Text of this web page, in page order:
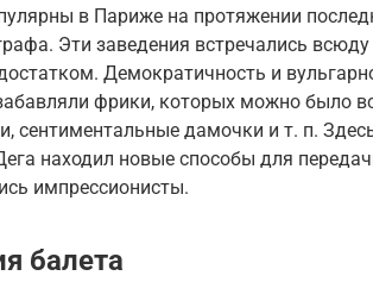
в Париже на протяжении
Эти заведения встречались
Демократичность и
фрики, которых можно было
сентиментальные дамочки и т. п.
находил новые способы для
импрессионисты.
балета